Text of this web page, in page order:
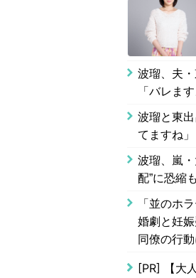
波瑠、夫
「バレます
波瑠と東
てますね」
波瑠、嵐
配”に恐縮も
「並のホ
婚劇と妊
同僚の行
[PR] 【大